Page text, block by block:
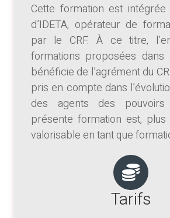
Cette formation est intégrée
d’IDETA, opérateur de
par le CRF. À ce titre,
formations proposées dans
bénéficie de l’agrément du
pris en compte dans
des agents des
présente formation est, plus
valorisable en tant que
Tarifs